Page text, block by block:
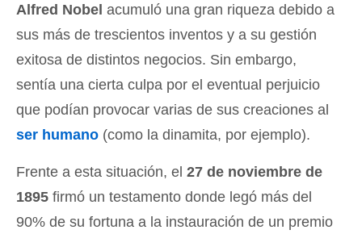
Alfred Nobel acumuló una gran riqueza debido a
sus más de trescientos inventos y a su gestión
exitosa de distintos negocios. Sin embargo,
sentía una cierta culpa por el eventual perjuicio
que podían provocar varias de sus creaciones al
ser humano (como la dinamita, por ejemplo).
Frente a esta situación, el 27 de noviembre de
1895 firmó un testamento donde legó más del
90% de su fortuna a la instauración de un premio